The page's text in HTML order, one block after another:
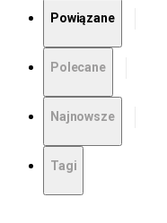
Powiązane
Polecane
Najnowsze
Tagi